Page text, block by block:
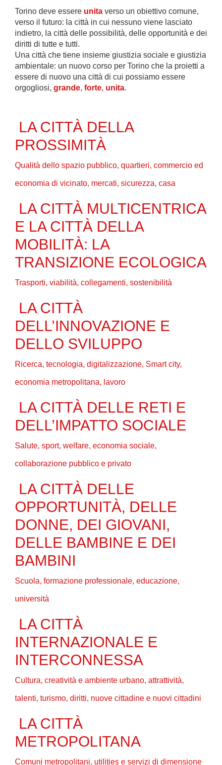
Torino deve essere unitaverso un obiettivo comune,
verso il futuro: la città in cui nessuno viene lasciato
indietro, la città delle possibilità, delle opportunità e dei
diritti di tutte e tutti.
Una città che tiene insieme giustizia sociale e giustizia
ambientale: un nuovo corso per Torino che la proietti a
essere di nuovo una città di cui possiamo essere
orgogliosi, grande, forte, unita.
LA CITTÀ DELLA
PROSSIMITÀ
Qualità dello spazio pubblico, quartieri, commercio ed
economia di vicinato, mercati, sicurezza, casa
LA CITTÀ MULTICENTRICA
E LA CITTÀ DELLA
MOBILITÀ: LA
TRANSIZIONE ECOLOGICA
Trasporti, viabilità, collegamenti, sostenibilità
LA CITTÀ
DELL’INNOVAZIONE E
DELLO SVILUPPO
Ricerca, tecnologia, digitalizzazione, Smart city,
economia metropolitana, lavoro
LA CITTÀ DELLE RETI E
DELL’IMPATTO SOCIALE
Salute, sport, welfare, economia sociale,
collaborazione pubblico e privato
LA CITTÀ DELLE
OPPORTUNITÀ, DELLE
DONNE, DEI GIOVANI,
DELLE BAMBINE E DEI
BAMBINI
Scuola, formazione professionale, educazione,
università
LA CITTÀ
INTERNAZIONALE E
INTERCONNESSA
Cultura, creatività e ambiente urbano, attrattività,
talenti, turismo, diritti, nuove cittadine e nuovi cittadini
LA CITTÀ
METROPOLITANA
Comuni metropolitani, utilities e servizi di dimensione